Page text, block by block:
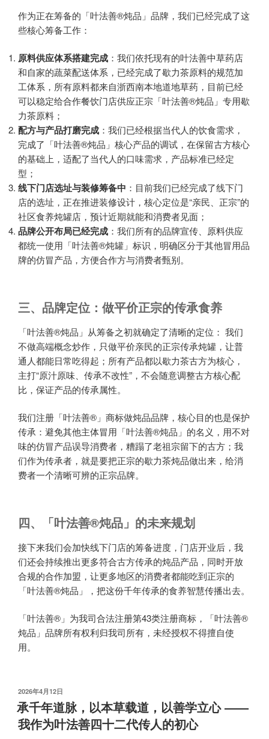
作为正在筹备的「叶法善®炖品」品牌，我们已经完成了这
些核心筹备工作：
原料供应体系搭建完成 ​：我们依托现有的叶法善中草药店
和自家的蔬菜配送体系，已经完成了歇力茶原料的规范加
工体系，所有原料都来自浙西南本地道地草药，目前已经
可以稳定给合作餐饮门店供应正宗「叶法善®炖品」专用歇
力茶原料；
配方与产品打磨完成 ​：我们已经根据当代人的饮食需求，
完成了「叶法善®炖品」核心产品的调试，在保留古方核心
的基础上，适配了当代人的口味需求，产品标准已经定
型；
线下门店选址与装修筹备中 ​：目前我们已经完成了线下门
店的选址，正在推进装修设计，核心定位是“亲民、正宗”的
社区食养炖罐店，预计近期就能和消费者见面；
品牌公开布局已经完成 ​：我们所有的品牌宣传、原料供应
都统一使用「叶法善®炖罐」标识，明确区分于其他冒用品
牌的仿冒产品，方便合作方与消费者甄别。
三、品牌定位：做平价正宗的传承食养
「叶法善®炖品」从筹备之初就确定了清晰的定位： 我们
不做高端概念炒作，只做平价亲民的正宗传承炖罐，让普
通人都能日常吃得起；所有产品都以歇力茶古方为核心，
主打“原汁原味、传承不改性”，不会随意调整古方核心配
比，保证产品的传承属性。
我们注册「叶法善®」商标做炖品品牌，核心目的也是保护
传承：避免其他主体冒用「叶法善®炖品」的名义，用不对
味的仿冒产品误导消费者，糟蹋了老祖宗留下的古方；我
们作为传承者，就是要把正宗的歇力茶炖品做出来，给消
费者一个清晰可辨的正宗品牌。
四、「叶法善®炖品」的未来规划
接下来我们会加快线下门店的筹备进度，门店开业后，我
们还会持续推出更多符合古方传承的炖品产品，同时开放
合规的合作加盟，让更多地区的消费者都能吃到正宗的
「叶法善®炖品」，把这份千年传承的食养智慧传播出去。
「叶法善®」为我司合法注册第43类注册商标，「叶法善®
炖品」品牌所有权利归我司所有，未经授权不得擅自使
用。
发
布
于
2026年4月12日
承千年道脉，以本草载道，以善学立心 ——
我作为叶法善四十二代传人的初心